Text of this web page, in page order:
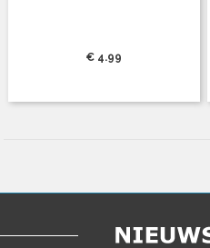
€ 4.99